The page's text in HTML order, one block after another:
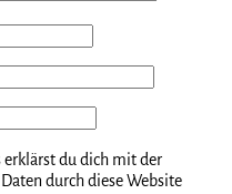
du dich mit der
durch diese Website